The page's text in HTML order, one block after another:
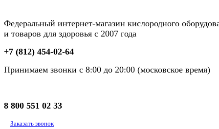
Федеральный интернет-магазин кислородного
и товаров для здоровья с 2007 года
+7 (812) 454-02-64
Принимаем звонки с 8:00 до 20:00 (московское время)
8 800 551 02 33
Заказать звонок